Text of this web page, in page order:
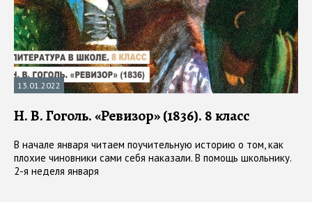
13.01.2022
Н. В. Гоголь. «Ревизор» (1836). 8 класс
В начале января читаем поучительную историю о том, как
плохие чиновники сами себя наказали. В помощь школьнику.
2-я неделя января